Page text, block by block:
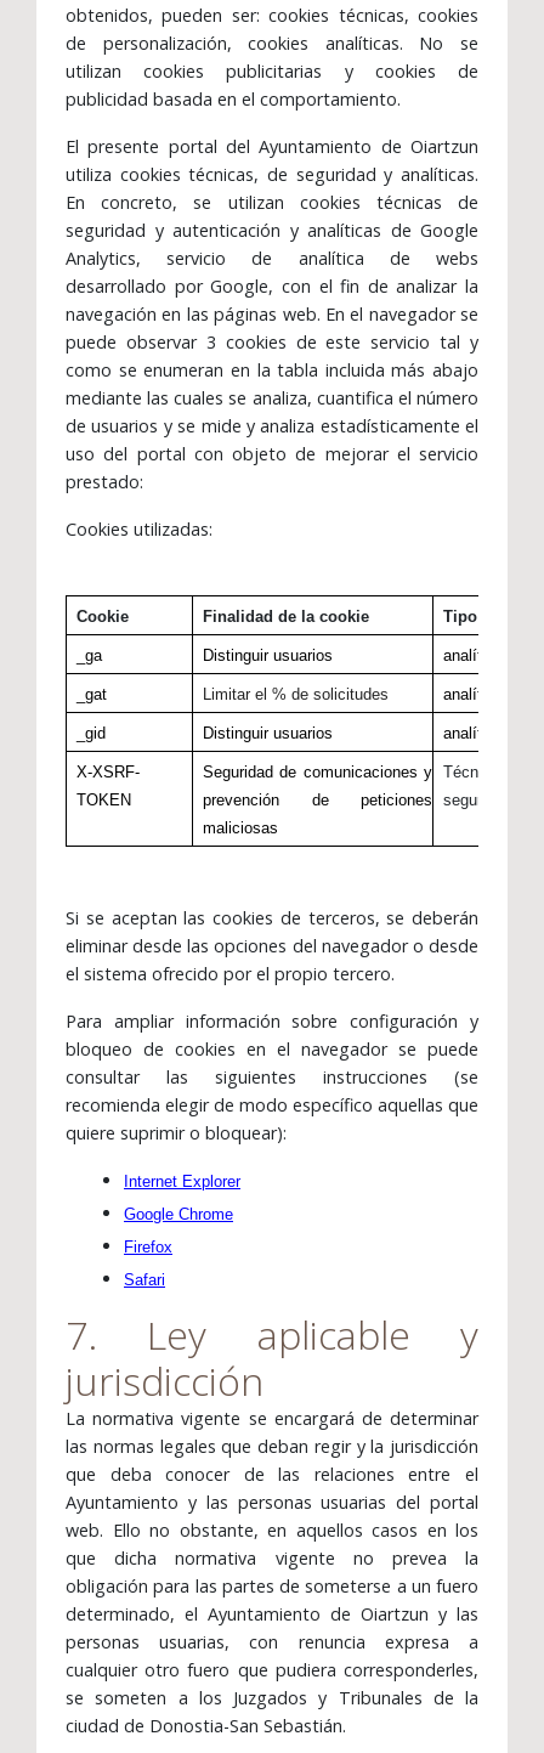
obtenidos, pueden ser: cookies técnicas, cookies
de personalización, cookies analíticas. No se
utilizan cookies publicitarias y cookies de
publicidad basada en el comportamiento.
El presente portal del Ayuntamiento de Oiartzun
utiliza cookies técnicas, de seguridad y analíticas.
En concreto, se utilizan cookies técnicas de
seguridad y autenticación y analíticas de Google
Analytics, servicio de analítica de webs
desarrollado por Google, con el fin de analizar la
navegación en las páginas web. En el navegador se
puede observar 3 cookies de este servicio tal y
como se enumeran en la tabla incluida más abajo
mediante las cuales se analiza, cuantifica el número
de usuarios y se mide y analiza estadísticamente el
uso del portal con objeto de mejorar el servicio
prestado:
Cookies utilizadas:
Cookie Finalidad de la cookie Tipo
_ga Distinguir usuarios analítica
_gat Limitar el % de solicitudes analítica
_gid Distinguir usuarios analítica
X-XSRF-
TOKEN
Seguridad de comunicaciones y
prevención de peticiones
maliciosas
Técnica y
seguridad
Si se aceptan las cookies de terceros, se deberán
eliminar desde las opciones del navegador o desde
el sistema ofrecido por el propio tercero.
Para ampliar información sobre configuración y
bloqueo de cookies en el navegador se puede
consultar las siguientes instrucciones (se
recomienda elegir de modo específico aquellas que
quiere suprimir o bloquear):
Internet Explorer
Google Chrome
Firefox
Safari
7. Ley aplicable y
jurisdicción
La normativa vigente se encargará de determinar
las normas legales que deban regir y la jurisdicción
que deba conocer de las relaciones entre el
Ayuntamiento y las personas usuarias del portal
web. Ello no obstante, en aquellos casos en los
que dicha normativa vigente no prevea la
obligación para las partes de someterse a un fuero
determinado, el Ayuntamiento de Oiartzun y las
personas usuarias, con renuncia expresa a
cualquier otro fuero que pudiera corresponderles,
se someten a los Juzgados y Tribunales de la
ciudad de Donostia-San Sebastián.